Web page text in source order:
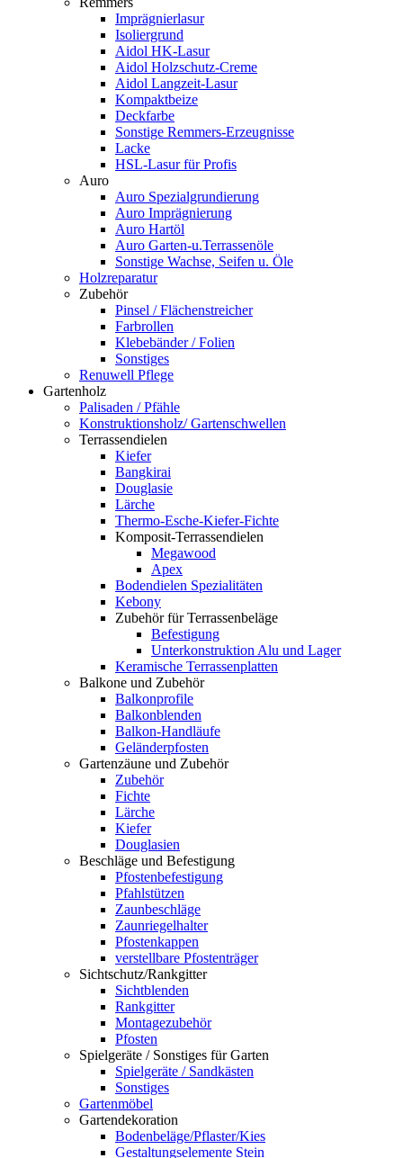
Imprägnierlasur
Isoliergrund
Aidol HK-Lasur
Aidol Holzschutz-Creme
Aidol Langzeit-Lasur
Kompaktbeize
Deckfarbe
Sonstige Remmers-Erzeugnisse
Lacke
HSL-Lasur für Profis
Auro
Auro Spezialgrundierung
Auro Imprägnierung
Auro Hartöl
Auro Garten-u.Terrassenöle
Sonstige Wachse, Seifen u. Öle
Holzreparatur
Zubehör
Pinsel / Flächenstreicher
Farbrollen
Klebebänder / Folien
Sonstiges
Renuwell Pflege
Gartenholz
Palisaden / Pfähle
Konstruktionsholz/ Gartenschwellen
Terrassendielen
Kiefer
Bangkirai
Douglasie
Lärche
Thermo-Esche-Kiefer-Fichte
Komposit-Terrassendielen
Megawood
Apex
Bodendielen Spezialitäten
Kebony
Zubehör für Terrassenbeläge
Befestigung
Unterkonstruktion Alu und Lager
Keramische Terrassenplatten
Balkone und Zubehör
Balkonprofile
Balkonblenden
Balkon-Handläufe
Geländerpfosten
Gartenzäune und Zubehör
Zubehör
Fichte
Lärche
Kiefer
Douglasien
Beschläge und Befestigung
Pfostenbefestigung
Pfahlstützen
Zaunbeschläge
Zaunriegelhalter
Pfostenkappen
verstellbare Pfostenträger
Sichtschutz/Rankgitter
Sichtblenden
Rankgitter
Montagezubehör
Pfosten
Spielgeräte / Sonstiges für Garten
Spielgeräte / Sandkästen
Sonstiges
Gartenmöbel
Gartendekoration
Bodenbeläge/Pflaster/Kies
Gestaltungselemente Stein